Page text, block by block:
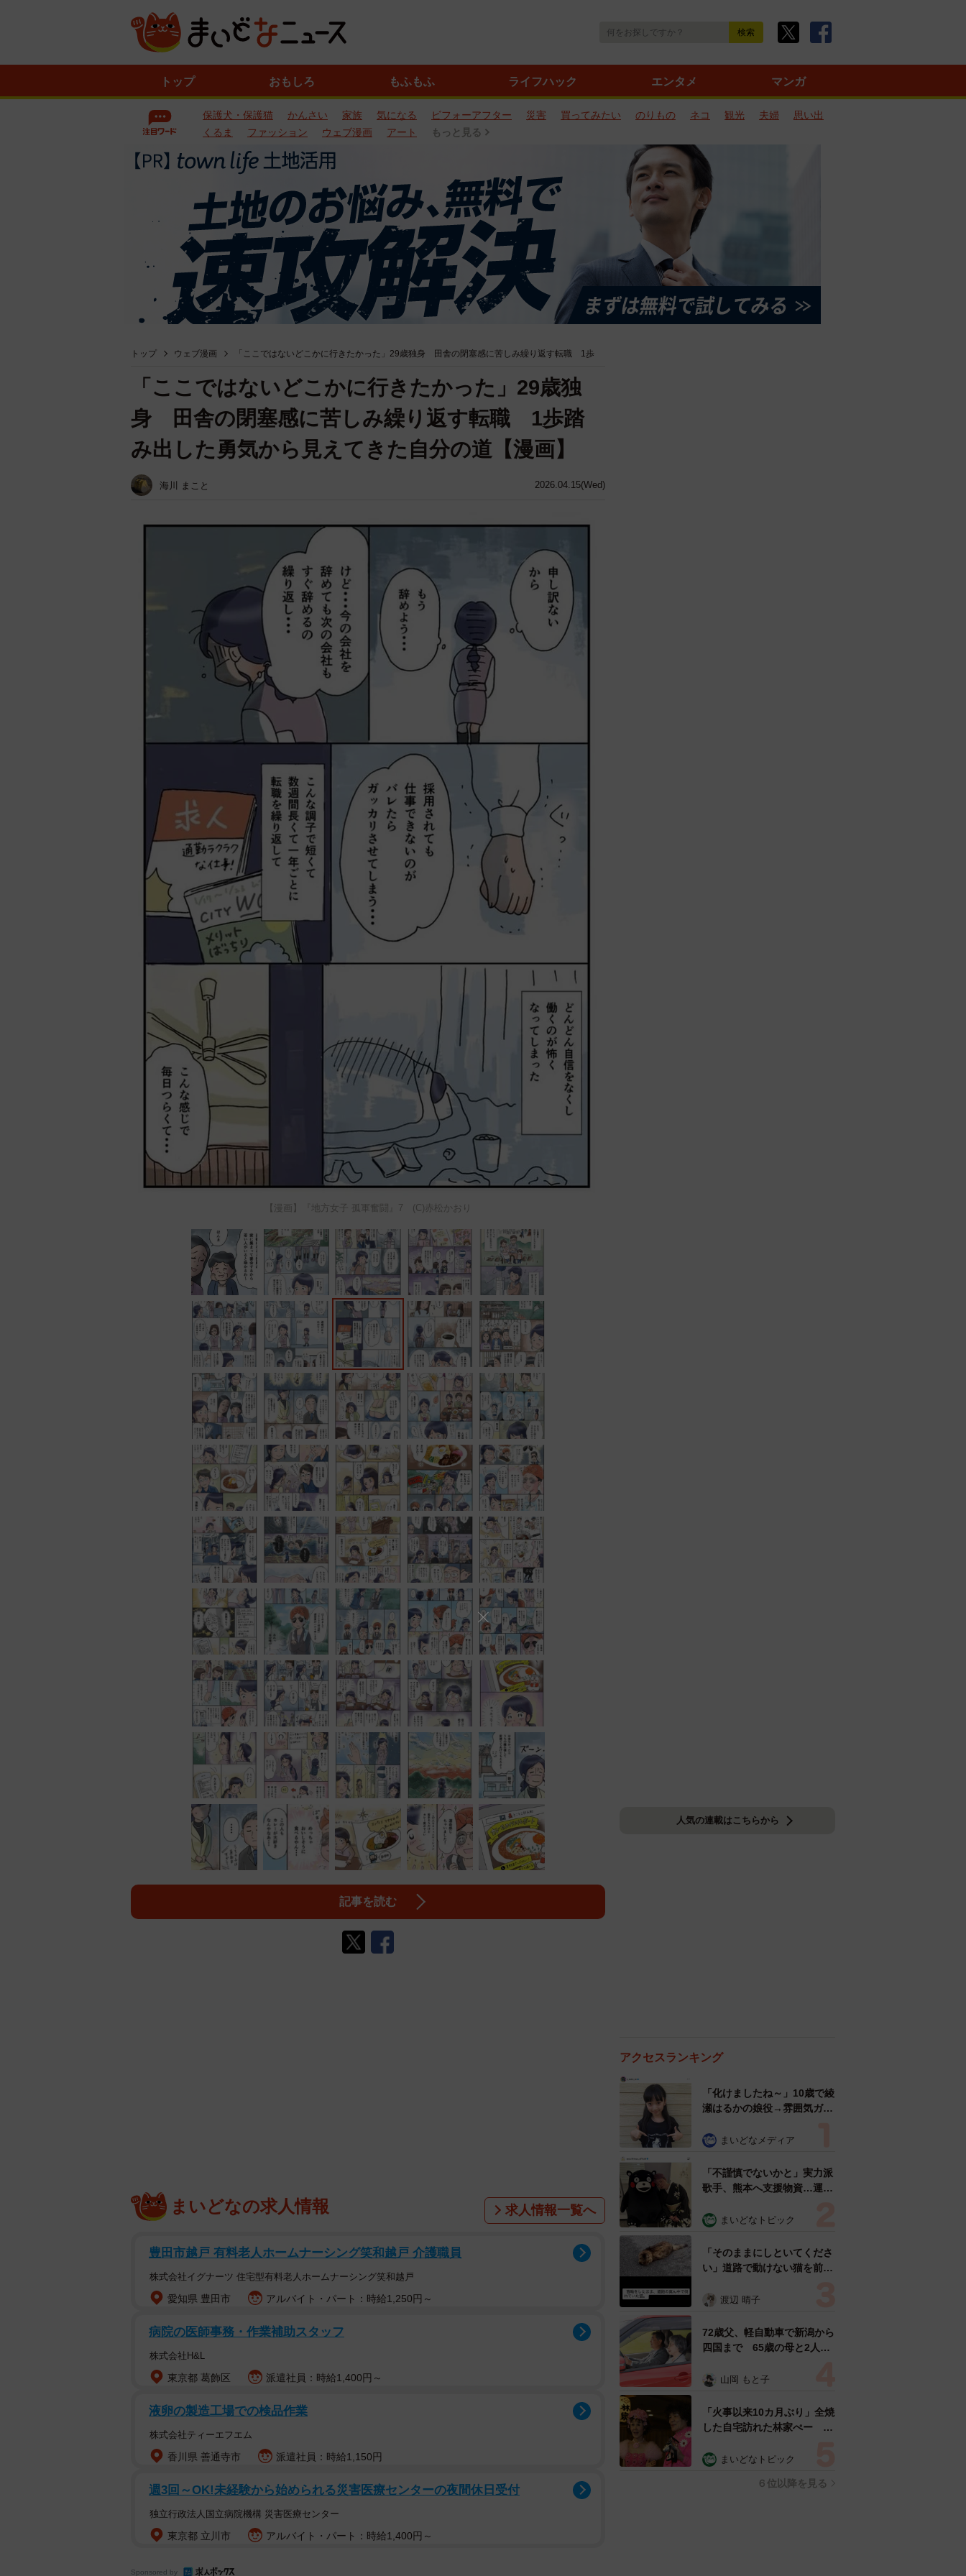
トップ おもしろ もふもふ ライフハック エンタメ マンガ
保護犬・保護猫 かんさい 家族 気になる ビフォーアフター 災害 買ってみたい のりもの ネコ 観光 夫婦
思い出
くるま
ファッション ウェブ漫画 アート もっと見る
トップ ウェブ漫画 「ここではないどこかに行きたかった」29歳独身 田舎の閉塞感に苦しみ繰り返す転職 1歩
2026.04.15(Wed)
「ここではないどこかに行きたかった」29歳独
身 田舎の閉塞感に苦しみ繰り返す転職 1歩踏
み出した勇気から見えてきた自分の道【漫画】
海川 まこと
【漫画】『地方女子 孤軍奮闘』7 (C)赤松かおり
記事を読む
まいどなの求人情報 求人情報一覧へ
豊田市越戸 有料老人ホームナーシング笑和越戸 介護職員
株式会社イグナーツ 住宅型有料老人ホームナーシング笑和越戸
愛知県 豊田市 アルバイト・パート：時給1,250円～
病院の医師事務・作業補助スタッフ
株式会社H&L
東京都 葛飾区 派遣社員：時給1,400円～
液卵の製造工場での検品作業
株式会社ティーエフエム
香川県 善通寺市 派遣社員：時給1,150円
週3回～OK!未経験から始められる災害医療センターの夜間休日受付
独立行政法人国立病院機構 災害医療センター
東京都 立川市 アルバイト・パート：時給1,400円～
Sponsored by